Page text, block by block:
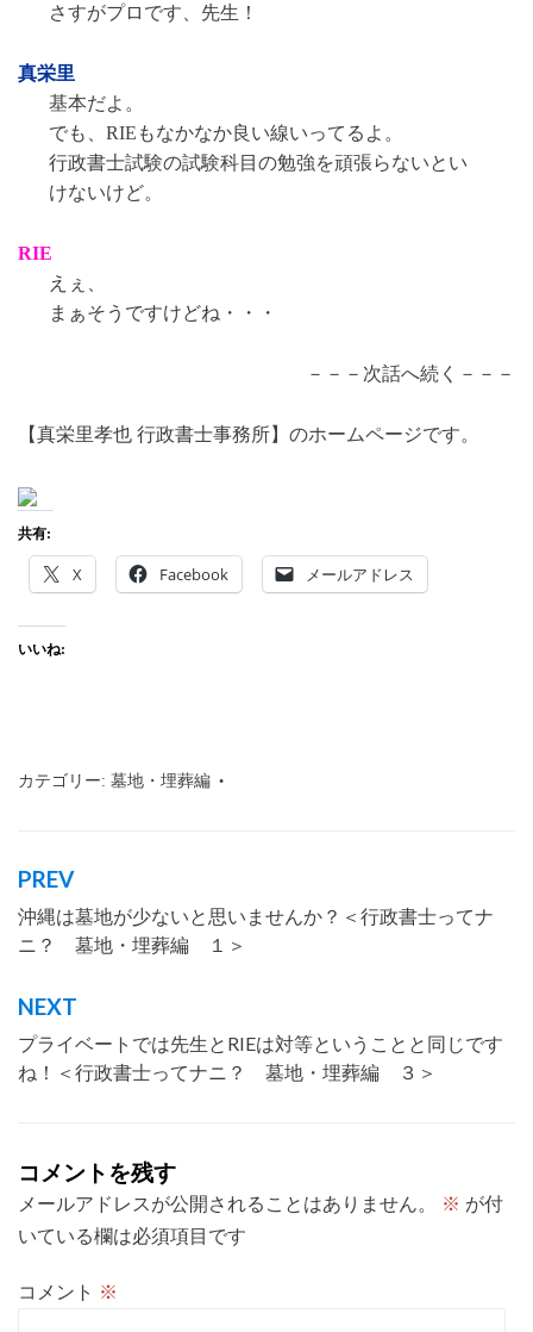
さすがプロです、先生！
真栄里
基本だよ。
でも、RIEもなかなか良い線いってるよ。
行政書士試験の試験科目の勉強を頑張らないとい
けないけど。
RIE
えぇ、
まぁそうですけどね・・・
－－－次話へ続く－－－
【真栄里孝也 行政書士事務所】のホームページです。
共有:
X Facebook メールアドレス
いいね:
カテゴリー: 墓地・埋葬編
投
稿
ナ
ビ
ゲ
ー
ン
PREV
沖縄は墓地が少ないと思いませんか？＜行政書士ってナ
ニ？ 墓地・埋葬編 １＞
NEXT
プライベートでは先生とRIEは対等ということと同じです
ね！＜行政書士ってナニ？ 墓地・埋葬編 ３＞
コメントを残す
メールアドレスが公開されることはありません。 ※ が付
いている欄は必須項目です
コメント ※